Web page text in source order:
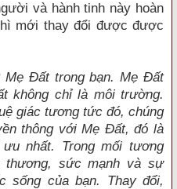
và hành tinh này hoàn
mới thay đổi được được
Mẹ Đất trong bạn. Mẹ Đất
không chỉ là môi trường.
giác tương tức đó, chúng
thông với Mẹ Đất, đó là
nhất. Trong mối tương
thương, sức mạnh và sự
sống của bạn. Thay đổi,